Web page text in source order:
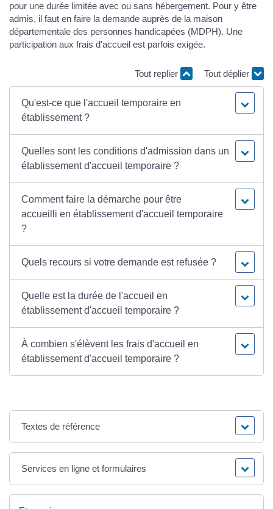
pour une durée limitée avec ou sans hébergement. Pour y être
admis, il faut en faire la demande auprès de la maison
départementale des personnes handicapées (MDPH). Une
participation aux frais d'accueil est parfois exigée.
Tout replier Tout déplier
Qu'est-ce que l'accueil temporaire en
établissement ?
Quelles sont les conditions d'admission dans un
établissement d'accueil temporaire ?
Comment faire la démarche pour être
accueilli en établissement d'accueil temporaire
?
Quels recours si votre demande est refusée ?
Quelle est la durée de l'accueil en
établissement d'accueil temporaire ?
À combien s'élèvent les frais d'accueil en
établissement d'accueil temporaire ?
Textes de référence
Services en ligne et formulaires